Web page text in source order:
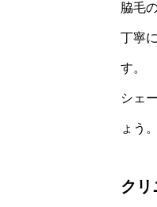
脇毛
丁寧
す。
シェ
ょう。
クリ